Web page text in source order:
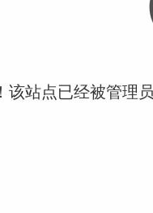
该站点已经被管理